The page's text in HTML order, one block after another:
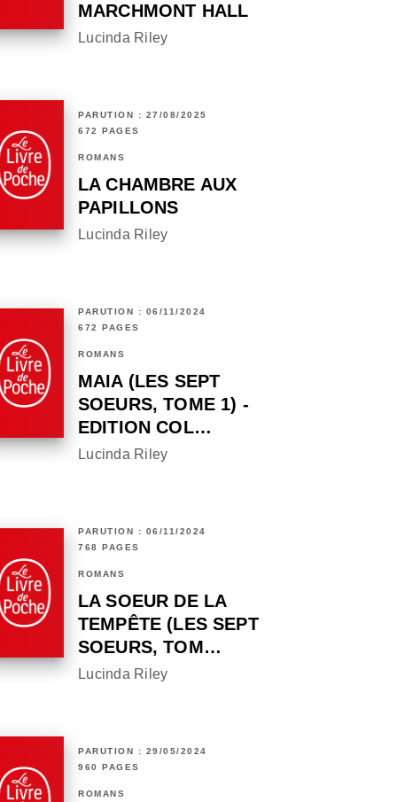
MARCHMONT HALL
Lucinda Riley
PARUTION : 27/08/2025
672 PAGES
ROMANS
LA CHAMBRE AUX
PAPILLONS
Lucinda Riley
PARUTION : 06/11/2024
672 PAGES
ROMANS
MAIA (LES SEPT
SOEURS, TOME 1) -
EDITION COL…
Lucinda Riley
PARUTION : 06/11/2024
768 PAGES
ROMANS
LA SOEUR DE LA
TEMPÊTE (LES SEPT
SOEURS, TOM…
Lucinda Riley
PARUTION : 29/05/2024
960 PAGES
ROMANS